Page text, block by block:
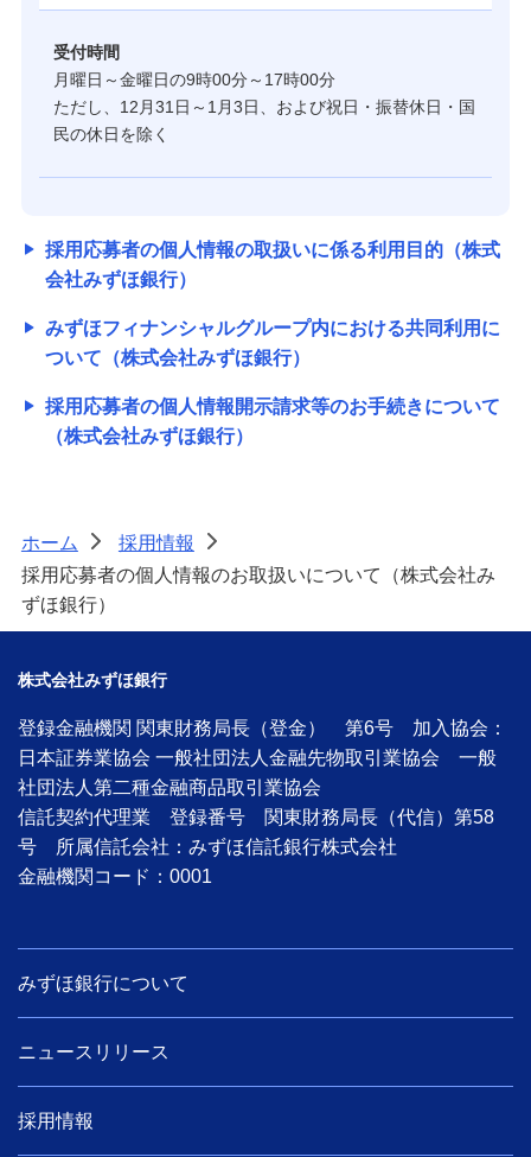
受付時間
月曜日～金曜日の9時00分～17時00分
ただし、12月31日～1月3日、および祝日・振替休日・国
民の休日を除く
採用応募者の個人情報の取扱いに係る利用目的（株式
会社みずほ銀行）
みずほフィナンシャルグループ内における共同利用に
ついて（株式会社みずほ銀行）
採用応募者の個人情報開示請求等のお手続きについて
（株式会社みずほ銀行）
ホーム > 採用情報
>
採用応募者の個人情報のお取扱いについて（株式会社み
ずほ銀行）
株式会社みずほ銀行
登録金融機関 関東財務局長（登金） 第6号 加入協会：
日本証券業協会 一般社団法人金融先物取引業協会 一般
社団法人第二種金融商品取引業協会
信託契約代理業 登録番号 関東財務局長（代信）第58
号 所属信託会社：みずほ信託銀行株式会社
金融機関コード：0001
みずほ銀行について
ニュースリリース
採用情報